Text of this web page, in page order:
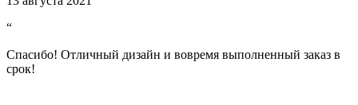
“
Спасибо! Отличный дизайн и вовремя выполненный заказ в
срок!